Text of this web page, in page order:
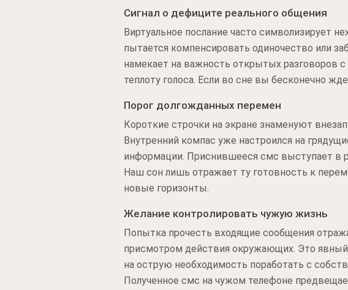
Сигнал о дефиците реального общения
Виртуальное послание часто символизирует
пытается компенсировать одиночество или
намекает на важность открытых разговоров
теплоту голоса. Если во сне вы бесконечно
Порог долгожданных перемен
Короткие строчки на экране знаменуют
Внутренний компас уже настроился на
информации. Приснившееся смс выступает в
Наш сон лишь отражает ту готовность к
новые горизонты.
Желание контролировать чужую жизнь
Попытка прочесть входящие сообщения
присмотром действия окружающих. Это явный
на острую необходимость поработать с
Полученное смс на чужом телефоне